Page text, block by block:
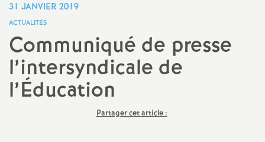
a
31 JANVIER 2019
ACTUALITÉS
Communiqué de presse
l’intersyndicale de
l’Éducation
Partager cet article :